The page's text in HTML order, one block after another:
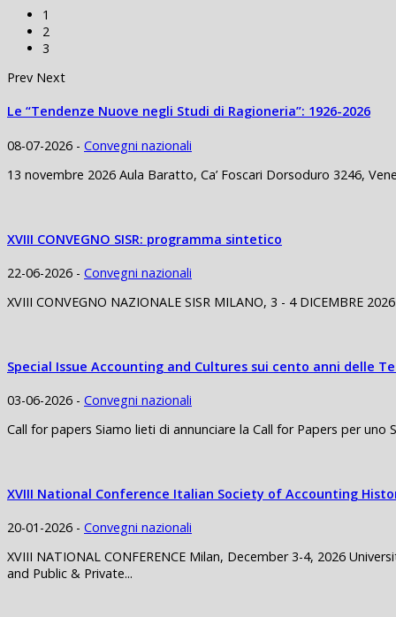
1
2
3
Prev Next
Le “Tendenze Nuove negli Studi di Ragioneria”: 1926-2026
08-07-2026 - Convegni nazionali
13 novembre 2026 Aula Baratto, Ca’ Foscari Dorsoduro 3246,
XVIII CONVEGNO SISR: programma sintetico
22-06-2026 - Convegni nazionali
XVIII CONVEGNO NAZIONALE SISR MILANO, 3 - 4 DICEMBRE
Special Issue Accounting and Cultures sui cento anni delle
03-06-2026 - Convegni nazionali
Call for papers Siamo lieti di annunciare la Call for Papers per
XVIII National Conference Italian Society of Accounting
20-01-2026 - Convegni nazionali
XVIII NATIONAL CONFERENCE Milan, December 3-4, 2026
and Public & Private...